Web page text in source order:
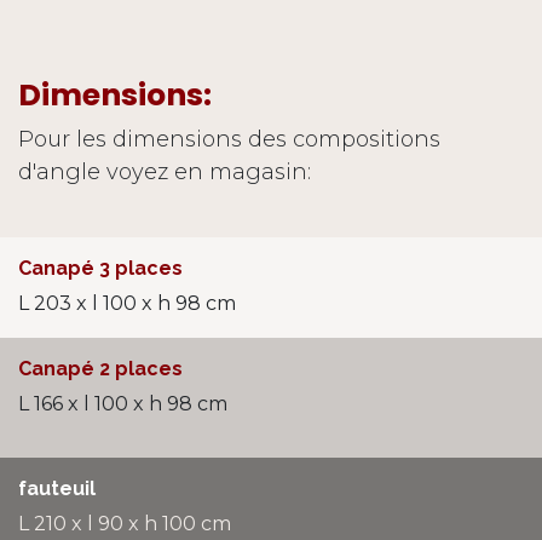
Dimensions:
Pour les dimensions des compositions
d'angle voyez en magasin:
Canapé 3 places
L 203 x l 100 x h 98 cm
Canapé 2 places
L 166 x l 100 x h 98 cm
fauteuil
L 210 x l 90 x h 100 cm